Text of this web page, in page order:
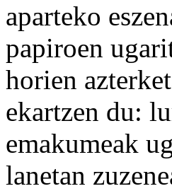
aparteko
papiroen
horien
ekartzen du:
emakumeak
lanetan